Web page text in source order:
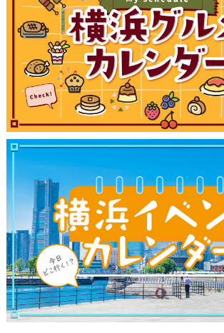
ブログ記事
サイトについて